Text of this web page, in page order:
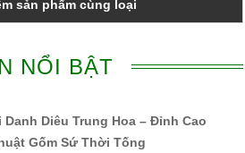
sản phẩm cùng loại
NỔI BẬT
Danh Diêu Trung Hoa – Đỉnh Cao
Gốm Sứ Thời Tống